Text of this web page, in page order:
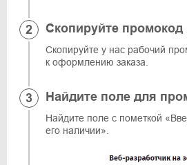
Скопируйте промокод
Скопируйте у нас рабочий
к оформлению заказа.
Найдите поле для
Найдите поле с пометкой
его наличии».